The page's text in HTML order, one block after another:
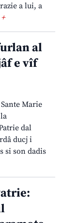
a lui, a
al
e vîf
Marie
dal
ducj i
si son dadis